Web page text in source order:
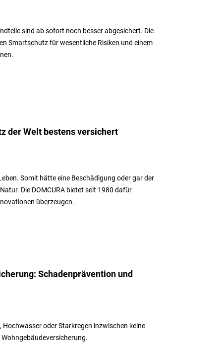
sind ab sofort noch besser abgesichert. Die
Smartschutz für wesentliche Risiken und einem
der Welt bestens versichert
Somit hätte eine Beschädigung oder gar der
Die DOMCURA bietet seit 1980 dafür
überzeugen.
Schadenprävention und
oder Starkregen inzwischen keine